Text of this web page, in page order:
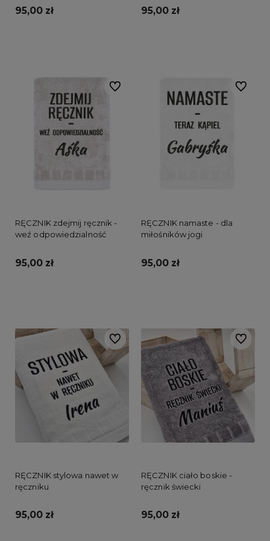
95,00 zł 95,00 zł
RĘCZNIK zdejmij ręcznik -
weź odpowiedzialność
95,00 zł
Do ulubionych
RĘCZNIK namaste - dla
miłośników jogi
95,00 zł
Do
RĘCZNIK stylowa nawet w
ręczniku
95,00 zł
Do ulubionych
RĘCZNIK ciało boskie -
ręcznik świecki
95,00 zł
Do